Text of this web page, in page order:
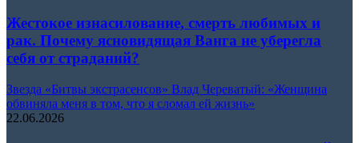
Жестокое изнасилование, смерть любимых и
рак. Почему ясновидящая Ванга не уберегла
себя от страданий?
Звезда «Битвы экстрасенсов» Влад Череватый: «Женщина
обвиняла меня в том, что я сломал ей жизнь»
22.06.2026